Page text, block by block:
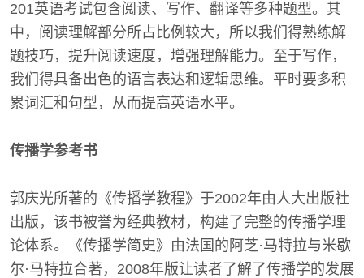
201英语考试包含阅读、写作、翻译等多种题型。其
中，阅读理解部分所占比例较大，所以我们得熟练解
题技巧，提升阅读速度，增强理解能力。至于写作，
我们得具备出色的语言表达和逻辑思维。平时要多积
累词汇和句型，从而提高英语水平。
传播学参考书
郭庆光所著的《传播学教程》于2002年由人大出版社
出版，该书被誉为经典教材，构建了完整的传播学理
论体系。《传播学简史》由法国的阿芝·马特拉与米歇
尔·马特拉合著，2008年版让读者了解了传播学的发展